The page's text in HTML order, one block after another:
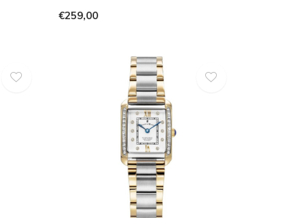
€259,00